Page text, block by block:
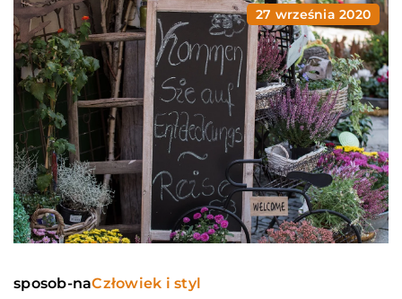
27 września 2020
sposob-naCzłowiek i styl